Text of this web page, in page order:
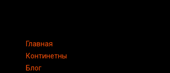
Главная
Континетны
Блог